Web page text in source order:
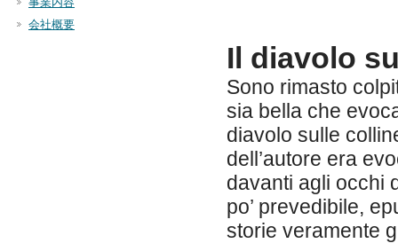
Il diavolo
Sono rimasto
sia bella che
diavolo sulle
dell’autore era
davanti agli occhi
po’ prevedibile,
storie veramente
会社概要